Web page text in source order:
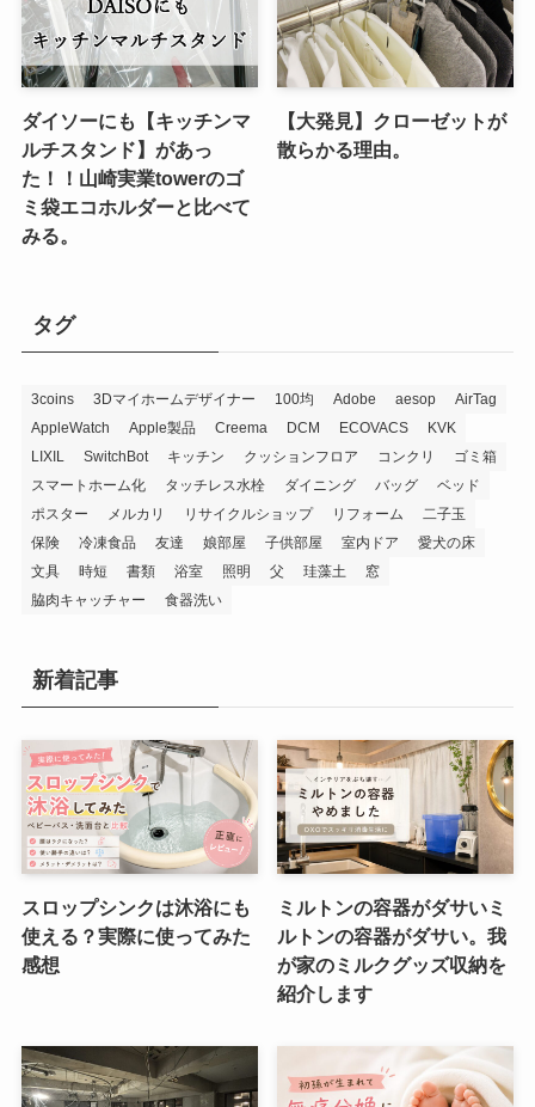
ダイソーにも【キッチンマ
ルチスタンド】があっ
た！！山崎実業towerのゴ
ミ袋エコホルダーと比べて
みる。
【大発見】クローゼットが
散らかる理由。
タグ
3coins 3Dマイホームデザイナー 100均 Adobe aesop
AirTag
AppleWatch
Apple製品 Creema DCM ECOVACS
KVK
LIXIL
SwitchBot キッチン クッションフロア コンクリ
ゴミ箱
スマートホーム化
タッチレス水栓 ダイニング バッグ
ベッド
ポスター
メルカリ リサイクルショップ リフォーム
二子玉
保険
冷凍食品 友達 娘部屋 子供部屋 室内ドア
愛犬の床
文具
時短 書類 浴室 照明 父 珪藻土
窓
脇肉キャッチャー
食器洗い
新着記事
スロップシンクは沐浴にも
使える？実際に使ってみた
感想
ミルトンの容器がダサいミ
ルトンの容器がダサい。我
が家のミルクグッズ収納を
紹介します